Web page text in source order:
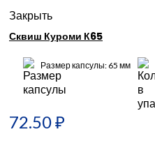
Закрыть
Сквиш Куроми К65
Размер капсулы: 65 мм
72.50₽